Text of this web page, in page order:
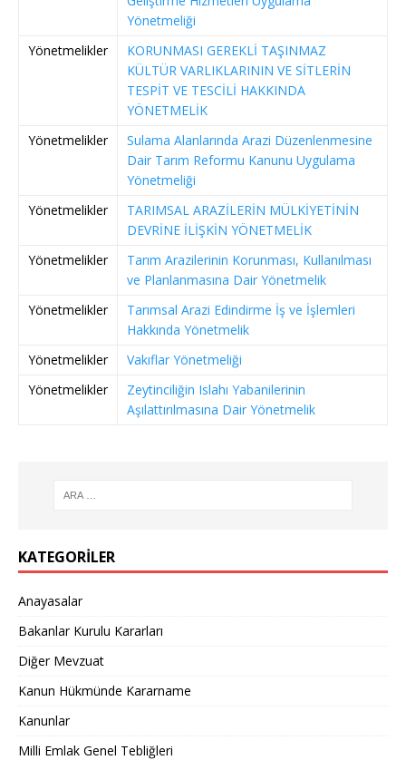
Yönetmeliği
Yönetmelikler
KORUNMASI GEREKLİ TAŞINMAZ
KÜLTÜR VARLIKLARININ VE SİTLERİN
TESPİT VE TESCİLİ HAKKINDA
YÖNETMELİK
Yönetmelikler
Sulama Alanlarında Arazi Düzenlenmesine
Dair Tarım Reformu Kanunu Uygulama
Yönetmeliği
Yönetmelikler
TARIMSAL ARAZİLERİN MÜLKİYETİNİN
DEVRİNE İLİŞKİN YÖNETMELİK
Yönetmelikler
Tarım Arazilerinin Korunması, Kullanılması
ve Planlanmasına Dair Yönetmelik
Yönetmelikler
Tarımsal Arazi Edindirme İş ve İşlemleri
Hakkında Yönetmelik
Yönetmelikler
Vakıflar Yönetmeliği
Yönetmelikler
Zeytinciliğin Islahı Yabanilerinin
Aşılattırılmasına Dair Yönetmelik
KATEGORILER
Anayasalar
Bakanlar Kurulu Kararları
Diğer Mevzuat
Kanun Hükmünde Kararname
Kanunlar
Milli Emlak Genel Tebliğleri